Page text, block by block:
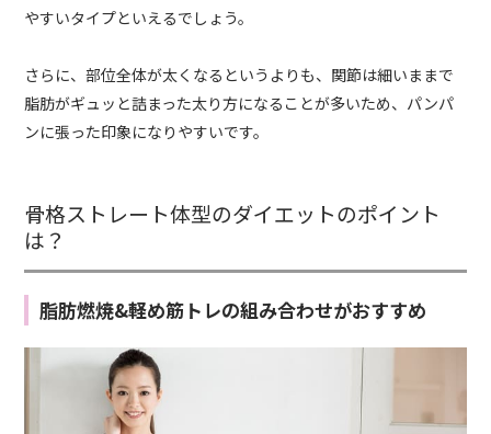
やすいタイプといえるでしょう。
さらに、部位全体が太くなるというよりも、関節は細いままで
脂肪がギュッと詰まった太り方になることが多いため、パンパ
ンに張った印象になりやすいです。
骨格ストレート体型のダイエットのポイント
は？
脂肪燃焼&軽め筋トレの組み合わせがおすすめ